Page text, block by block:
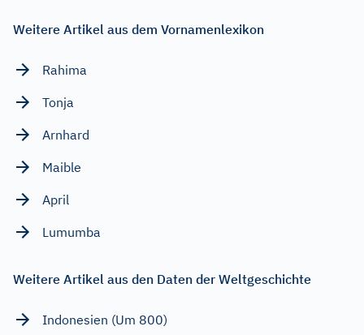
Weitere Artikel aus dem Vornamenlexikon
Rahima
Tonja
Arnhard
Maible
April
Lumumba
Weitere Artikel aus den Daten der Weltgeschichte
Indonesien (Um 800)